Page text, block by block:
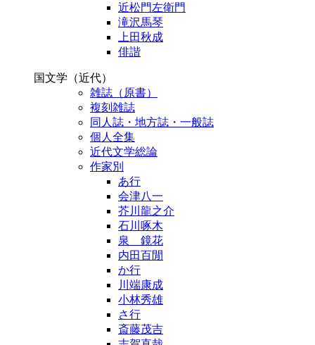
近松門左衛門
滝沢馬琴
上田秋成
俳諧
国文学（近代）
雑誌（原書）
複刻雑誌
同人誌・地方誌・一般誌
個人全集
近代文学総論
作家別
あ行
会津八一
芥川龍之介
石川啄木
泉 鏡花
内田百閒
か行
川端康成
小林秀雄
さ行
斎藤茂吉